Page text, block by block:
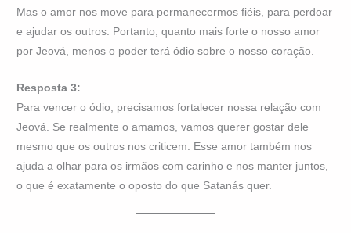
Mas o amor nos move para permanecermos fiéis, para perdoar
e ajudar os outros. Portanto, quanto mais forte o nosso amor
por Jeová, menos o poder terá ódio sobre o nosso coração.
Resposta 3:
Para vencer o ódio, precisamos fortalecer nossa relação com
Jeová. Se realmente o amamos, vamos querer gostar dele
mesmo que os outros nos criticem. Esse amor também nos
ajuda a olhar para os irmãos com carinho e nos manter juntos,
o que é exatamente o oposto do que Satanás quer.